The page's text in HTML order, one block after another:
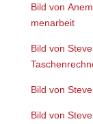
Bild von
men­ar­beit
Bild von
Bild von
Bild von